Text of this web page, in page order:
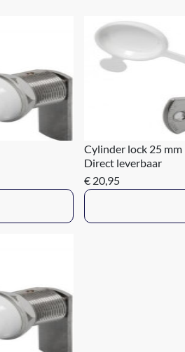
Cylinder lock 25 mm
Direct leverbaar
€ 20,95